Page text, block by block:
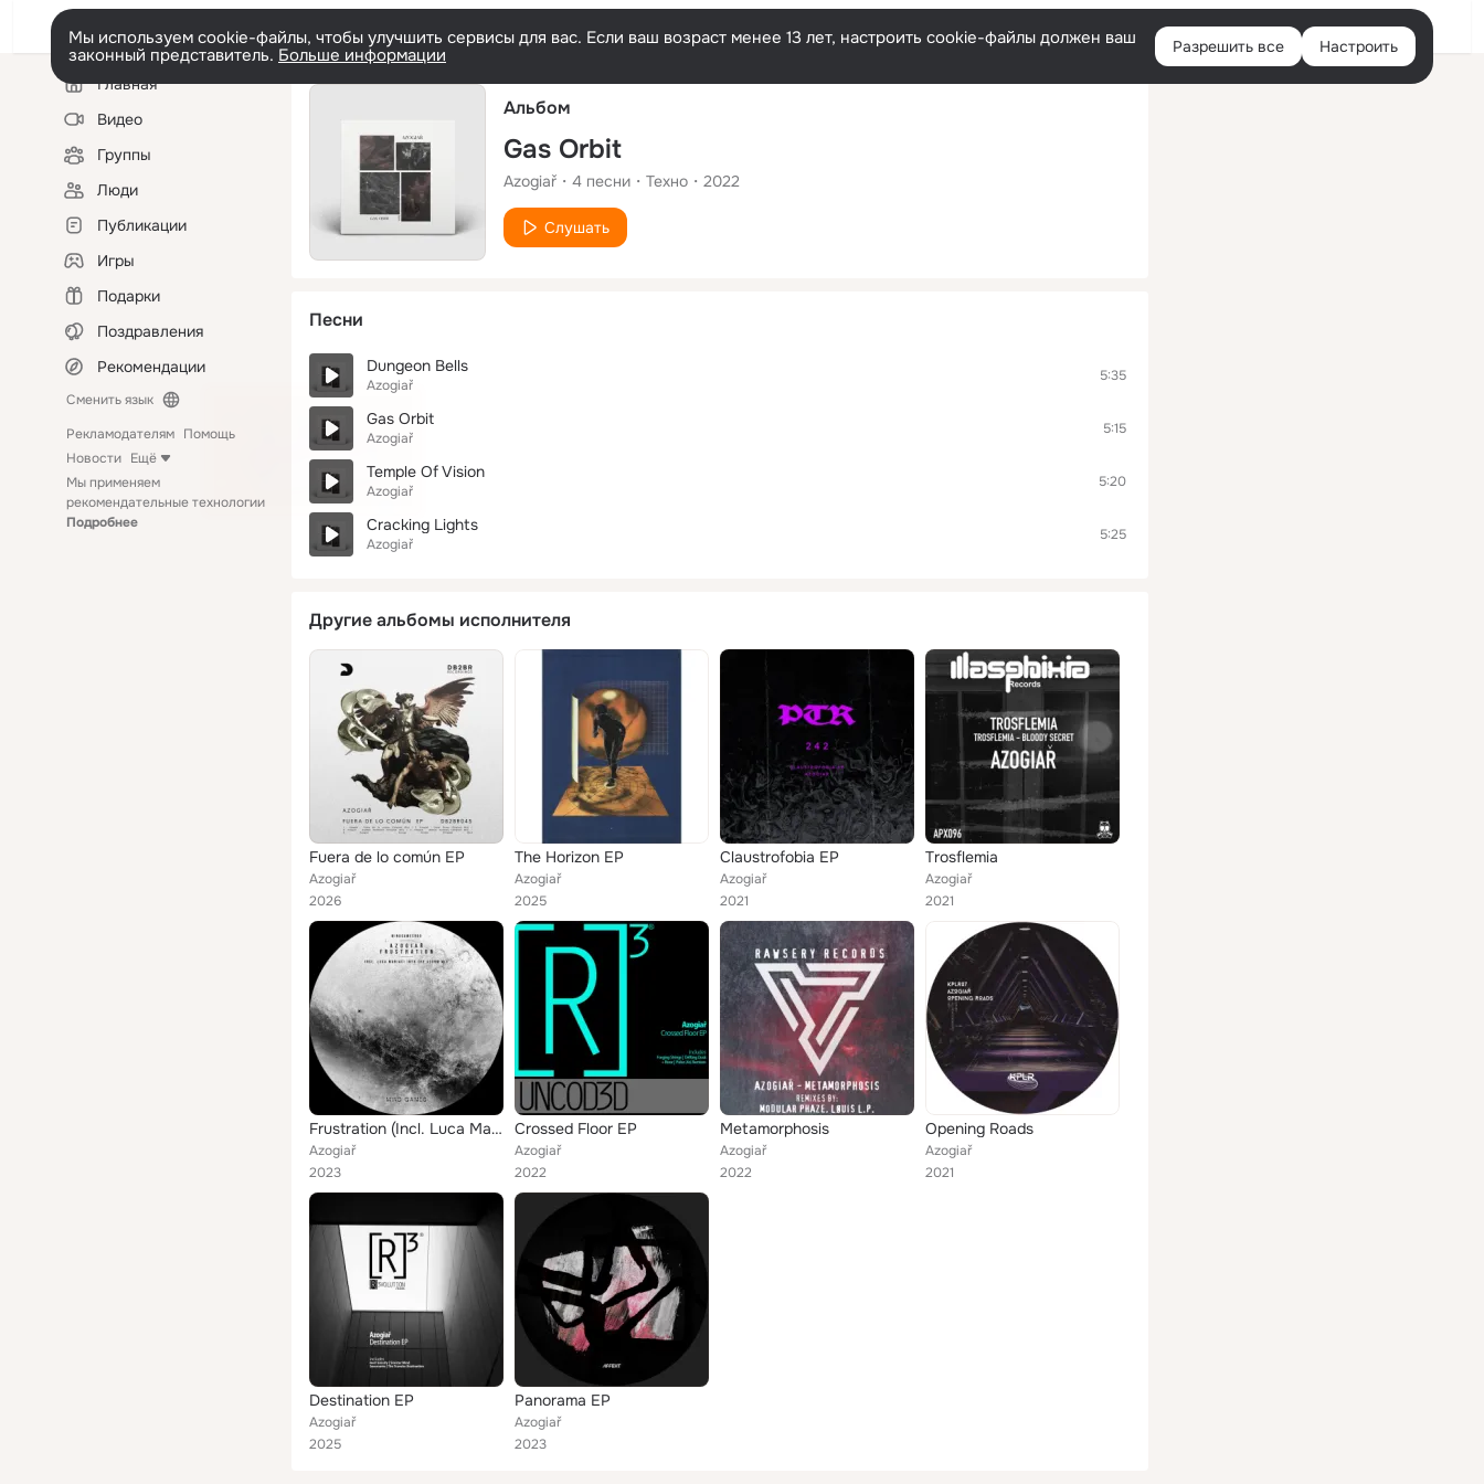
Русский Войти
Мы используем cookie-файлы, чтобы улучшить сервисы для вас. Если ваш возраст менее 13 лет, настроить cookie-файлы должен ваш
законный представитель. Больше информации Разрешить все Настроить
Левая
колонкаГлавная
Видео
Группы
Люди
Публикации
Игры
Подарки
Поздравления
Рекомендации
Сменить язык
Рекламодателям Помощь
Новости Ещё
Мы применяем
рекомендательные технологии
Подробнее
Альбом
Gas Orbit
Azogiař 4 песни Техно 2022
Слушать
Песни
Dungeon Bells
Azogiař
5:35
Gas Orbit
Azogiař
5:15
Temple Of Vision
Azogiař
5:20
Cracking Lights
Azogiař
5:25
Другие альбомы исполнителя
Fuera de lo común EP
Azogiař
2026
The Horizon EP
Azogiař
2025
Claustrofobia EP
Azogiař
2021
Trosflemia
Azogiař
2021
Frustration (Incl. Luca Maniaci into the Storm Mix)
Azogiař
2023
Crossed Floor EP
Azogiař
2022
Metamorphosis
Azogiař
2022
Opening Roads
Azogiař
2021
Destination EP
Azogiař
2025
Panorama EP
Azogiař
2023